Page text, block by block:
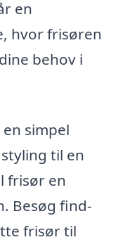
en
hvor frisøren
behov i
simpel
til en
frisør en
Besøg find-
frisør til